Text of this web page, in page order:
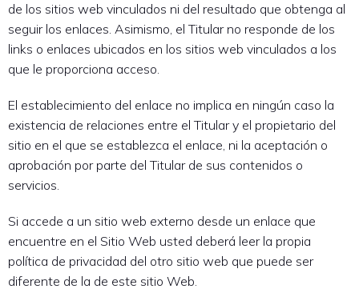
de los sitios web vinculados ni del resultado que obtenga al
seguir los enlaces. Asimismo, el Titular no responde de los
links o enlaces ubicados en los sitios web vinculados a los
que le proporciona acceso.
El establecimiento del enlace no implica en ningún caso la
existencia de relaciones entre el Titular y el propietario del
sitio en el que se establezca el enlace, ni la aceptación o
aprobación por parte del Titular de sus contenidos o
servicios.
Si accede a un sitio web externo desde un enlace que
encuentre en el Sitio Web usted deberá leer la propia
política de privacidad del otro sitio web que puede ser
diferente de la de este sitio Web.